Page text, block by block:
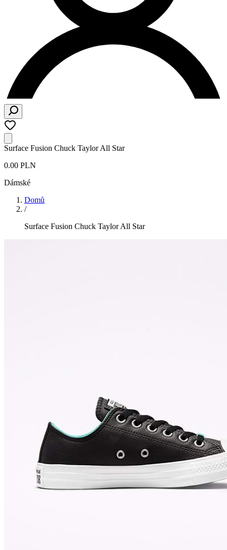
Surface Fusion Chuck Taylor All Star
0.00 PLN
Dámské
Domů
/
Surface Fusion Chuck Taylor All Star